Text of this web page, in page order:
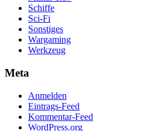
Schiffe
Sci-Fi
Sonstiges
Wargaming
Werkzeug
Meta
Anmelden
Eintrags-Feed
Kommentar-Feed
WordPress.org